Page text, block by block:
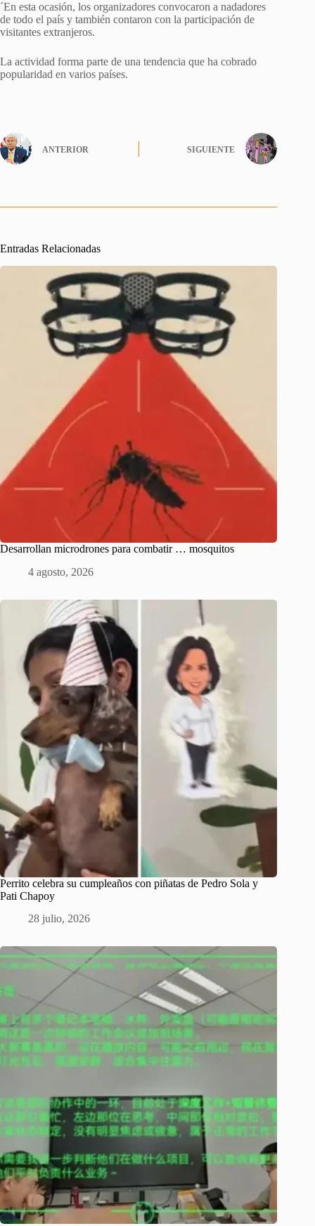
´En esta ocasión, los organizadores convocaron a nadadores
de todo el país y también contaron con la participación de
visitantes extranjeros.
La actividad forma parte de una tendencia que ha cobrado
popularidad en varios países.
ANTERIOR SIGUIENTE
Entradas Relacionadas
Desarrollan microdrones para combatir … mosquitos
4 agosto, 2026
Perrito celebra su cumpleaños con piñatas de Pedro Sola y
Pati Chapoy
28 julio, 2026